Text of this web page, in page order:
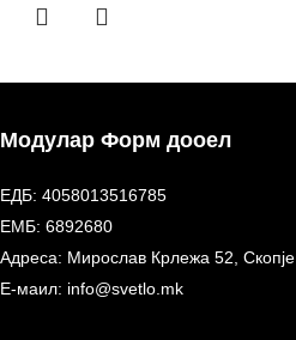
Модулар Форм дооел
ЕДБ: 4058013516785
ЕМБ: 6892680
Адреса: Мирослав Крлежа 52, Скопје
Е-маил: info@svetlo.mk